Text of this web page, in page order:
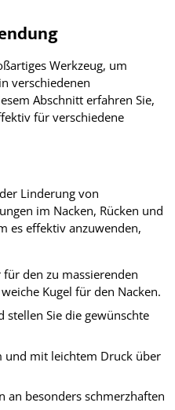
Werkzeug, um
verschiedenen
Abschnitt erfahren Sie,
für verschiedene
Linderung von
im Nacken, Rücken und
es effektiv anzuwenden,
für den zu massierenden
Kugel für den Nacken.
stellen Sie die gewünschte
und mit leichtem Druck über
an besonders schmerzhaften